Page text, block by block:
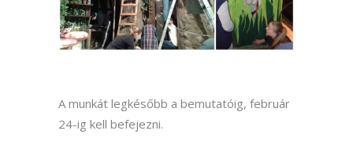
A munkát legkésőbb a bemutatóig, február
24-ig kell befejezni.